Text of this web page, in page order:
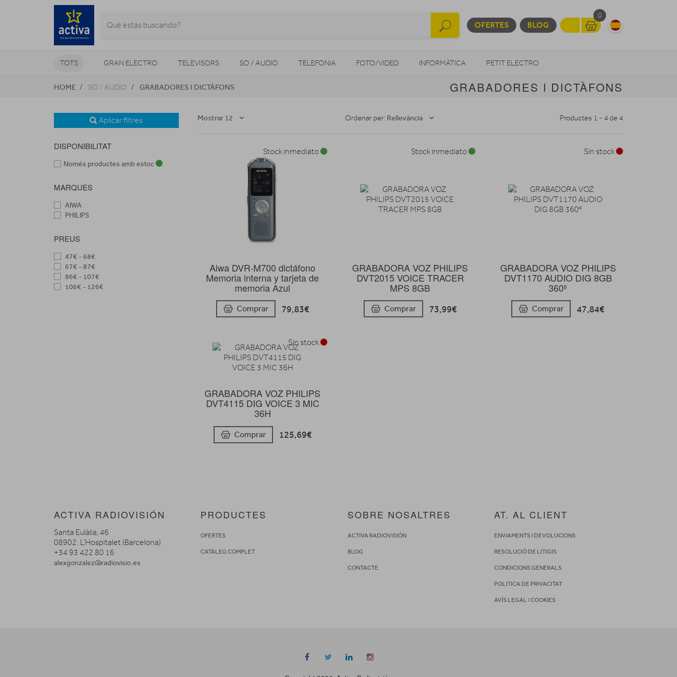
OFERTES BLOG
0
TOTS GRAN ELECTRO TELEVISORS SO / AUDIO TELEFONIA FOTO/VIDEO INFORMÀTICA PETIT ELECTRO
CLIMATITZACIÓ I CALEFACCIÓ MOBILITAT URBANA OTROS
HOME SO / AUDIO GRABADORES I DICTÀFONS GRABADORES I DICTÀFONS
Aplicar filtres
DISPONIBILITAT
Només productes amb estoc
MARQUES
AIWA
PHILIPS
PREUS
47€ - 68€
67€ - 87€
86€ - 107€
106€ - 126€
Mostrar 12 Ordenar per: Rellevància Productes 1 - 4 de 4
Aiwa DVR-M700 dictáfono
Memoria interna y tarjeta de
memoria Azul
Comprar 79,83€
Stock inmediato
GRABADORA VOZ PHILIPS
DVT2015 VOICE TRACER
MPS 8GB
Comprar 73,99€
Stock inmediato
GRABADORA VOZ PHILIPS
DVT1170 AUDIO DIG 8GB
360º
Comprar 47,84€
Sin stock
GRABADORA VOZ PHILIPS
DVT4115 DIG VOICE 3 MIC
36H
Comprar 125,69€
Sin stock
ACTIVA RADIOVISIÓN
Santa Eulàlia, 46
08902. L’Hospitalet (Barcelona)
+34 93 422 80 16
alexgonzalez@radiovisio.es
PRODUCTES
OFERTES
CATÀLEG COMPLET
SOBRE NOSALTRES
ACTIVA RADIOVISIÓN
BLOG
CONTACTE
AT. AL CLIENT
ENVIAMENTS I DEVOLUCIONS
RESOLUCIÓ DE LITIGIS
CONDICIONS GENERALS
POLITICA DE PRIVACITAT
AVÍS LEGAL I COOKIES